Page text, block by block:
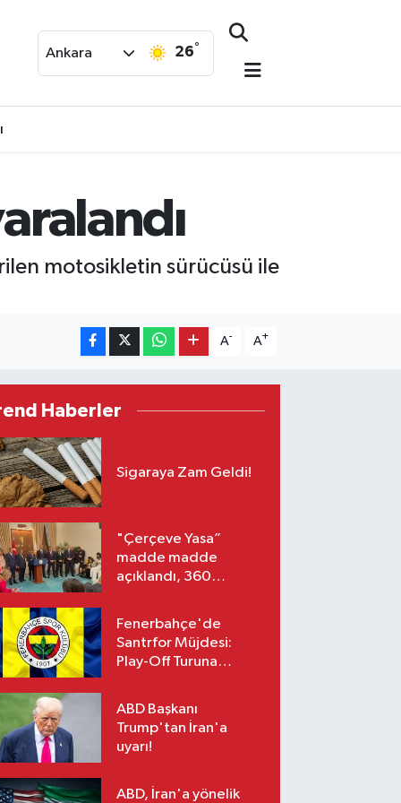
Ankara 26°
motosikletin sürücüsü ile
A- A+
Haberler
Sigaraya Zam Geldi!
"Çerçeve Yasa”
madde madde
açıklandı, 360
Fenerbahçe'de
Santrfor Müjdesi:
Play-Off Turuna
ABD Başkanı
Trump'tan İran'a
uyarı!
ABD, İran'a yönelik